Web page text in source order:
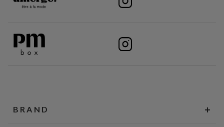
BRAND